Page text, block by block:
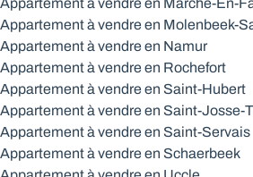
Appartement à vendre en Molenbeek-
Appartement à vendre en Namur
Appartement à vendre en Rochefort
Appartement à vendre en Saint-Hubert
Appartement à vendre en Saint-Josse-
Appartement à vendre en Saint-Servais
Appartement à vendre en Schaerbeek